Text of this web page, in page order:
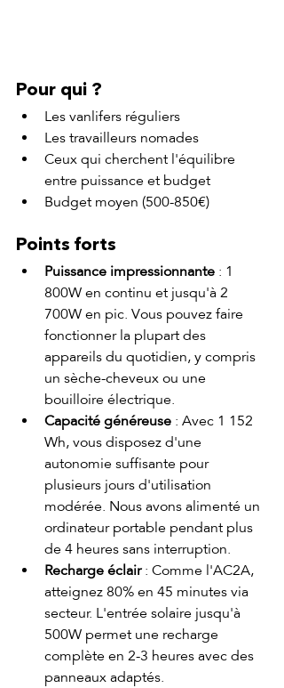
Pour qui ?
Les vanlifers réguliers
Les travailleurs nomades
Ceux qui cherchent l'équilibre
entre puissance et budget
Budget moyen (500-850€)
Points forts
Puissance impressionnante : 1
800W en continu et jusqu'à 2
700W en pic. Vous pouvez faire
fonctionner la plupart des
appareils du quotidien, y compris
un sèche-cheveux ou une
bouilloire électrique.
Capacité généreuse : Avec 1 152
Wh, vous disposez d'une
autonomie suffisante pour
plusieurs jours d'utilisation
modérée. Nous avons alimenté un
ordinateur portable pendant plus
de 4 heures sans interruption.
Recharge éclair : Comme l'AC2A,
atteignez 80% en 45 minutes via
secteur. L'entrée solaire jusqu'à
500W permet une recharge
complète en 2-3 heures avec des
panneaux adaptés.